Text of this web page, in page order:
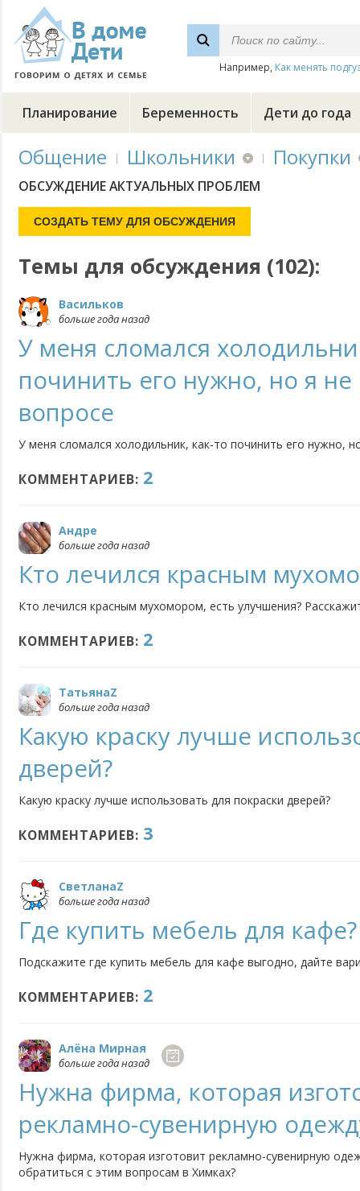
Например, Как менять
Планирование Беременность Дети до года
Общение Школьники Покупки
ОБСУЖДЕНИЕ АКТУАЛЬНЫХ ПРОБЛЕМ
Темы для обсуждения (102):
Васильков
больше года назад
У меня сломался
починить его нужно, но я
вопросе
У меня сломался холодильник, как-то починить его нужно,
КОММЕНТАРИЕВ: 2
Андре
больше года назад
Кто лечился красным
Кто лечился красным мухомором, есть улучшения?
КОММЕНТАРИЕВ: 2
ТатьянаZ
больше года назад
Какую краску лучше
дверей?
Какую краску лучше использовать для покраски дверей?
КОММЕНТАРИЕВ: 3
СветланаZ
больше года назад
Где купить мебель для кафе?
Подскажите где купить мебель для кафе выгодно, дайте
КОММЕНТАРИЕВ: 2
Алёна Мирная
больше года назад
Нужна фирма, которая
рекламно-сувенирную
Нужна фирма, которая изготовит рекламно-сувенирную
обратиться с этим вопросам в Химках?